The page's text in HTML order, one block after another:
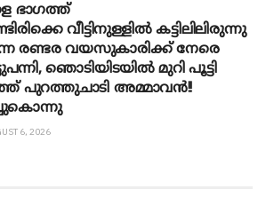
ഭാ​ഗത്ത്
വീട്ടിനുള്ളിൽ കട്ടിലിലിരുന്നു
രണ്ടര വയസുകാരിക്ക് നേരെ
‍ഞൊടിയി‌ടയിൽ മുറി പൂട്ടി
പുറത്തുചാടി അമ്മാവൻ!!
6, 2026